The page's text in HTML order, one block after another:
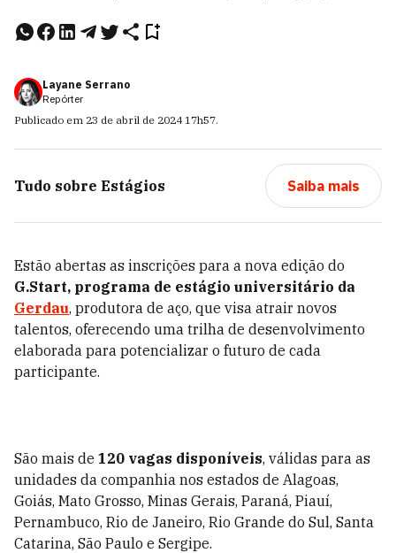
Layane Serrano
Repórter
Publicado em 23 de abril de 2024 17h57.
Tudo sobre Estágios Saiba mais
Estão abertas as inscrições para a nova edição do
G.Start, programa de estágio universitário da
Gerdau, produtora de aço, que visa atrair novos
talentos, oferecendo uma trilha de desenvolvimento
elaborada para potencializar o futuro de cada
participante.
São mais de 120 vagas disponíveis, válidas para as
unidades da companhia nos estados de Alagoas,
Goiás, Mato Grosso, Minas Gerais, Paraná, Piauí,
Pernambuco, Rio de Janeiro, Rio Grande do Sul, Santa
Catarina, São Paulo e Sergipe.